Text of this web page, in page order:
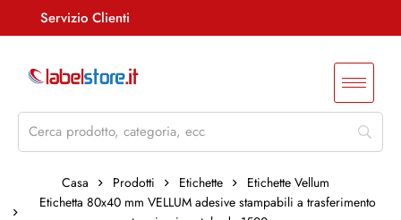
Servizio Clienti
Whatsapp: 3290548762
Casa Prodotti Etichette
Etichette Vellum
Etichetta 80x40 mm VELLUM adesive stampabili a trasferimento